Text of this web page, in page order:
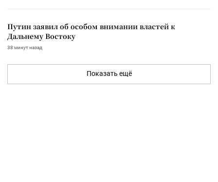
Путин заявил об особом внимании властей к
Дальнему Востоку
38 минут назад
Показать ещё